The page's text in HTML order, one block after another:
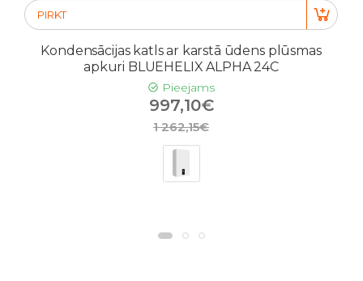
PIRKT
Kondensācijas katls ar karstā ūdens plūsmas
apkuri BLUEHELIX ALPHA 24C
Pieejams
997,10€
1 262,15€